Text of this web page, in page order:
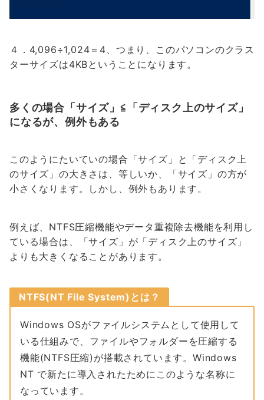
４．4,096÷1,024＝4、つまり、このパソコンのクラス
ターサイズは4KBということになります。
多くの場合「サイズ」≦「ディスク上のサイズ」
になるが、例外もある
このようにたいていの場合「サイズ」と「ディスク上
のサイズ」の大きさは、等しいか、「サイズ」の方が
小さくなります。しかし、例外もあります。
例えば、NTFS圧縮機能やデータ重複除去機能を利用し
ている場合は、「サイズ」が「ディスク上のサイズ」
よりも大きくなることがあります。
NTFS(NT File System)とは？
Windows OSがファイルシステムとして使用して
いる仕組みで、ファイルやフォルダーを圧縮する
機能(NTFS圧縮)が搭載されています。Windows
NT で新たに導入されたためにこのような名称に
なっています。